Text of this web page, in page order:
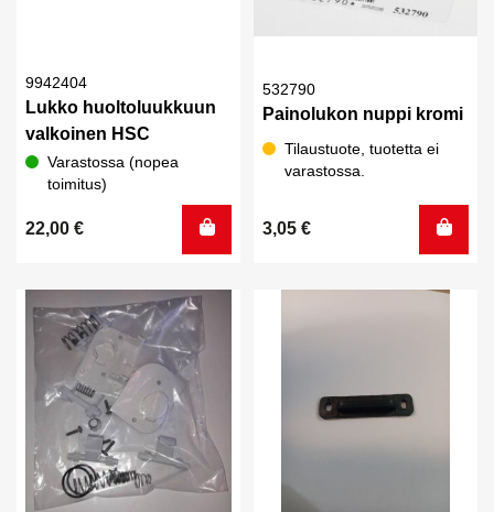
9942404
Lukko huoltoluukkuun
valkoinen HSC
Varastossa (nopea
toimitus)
22,00 €
532790
Painolukon nuppi kromi
Tilaustuote, tuotetta ei
varastossa.
3,05 €